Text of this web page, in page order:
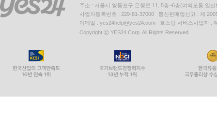
주소 : 서울시 영등포구 은행로 11, 5층~6층(여의도동,일신
사업자등록번호 : 229-81-37000 통신판매업신고 : 제
이메일 : yes24help@yes24.com 호스팅 서비스사업자 :
Copyright ⓒ YES24 Corp. All Rights Reserved.